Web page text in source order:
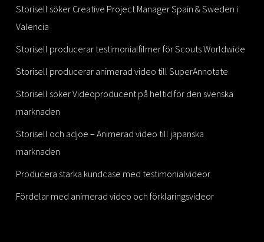
Storisell söker Creative Project Manager Spain & Sweden i
Valencia
Storisell producerar testimonialfilmer för Scouts Worldwide
Storisell producerar animerad video till SuperAnnotate
Storisell söker Videoproducent på heltid för den svenska
marknaden
Storisell och adjoe – Animerad video till japanska
marknaden
Producera starka kundcase med testimonialvideor
Fördelar med animerad video och förklaringsvideor